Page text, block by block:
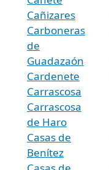
Cañizares
Carboneras
de
Guadazaón
Cardenete
Carrascosa
Carrascosa
de Haro
Casas de
Benítez